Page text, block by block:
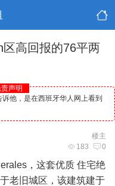
高回报的76平两
声明
他，是在西班牙华人网上看到
楼主
183 0
，这套优质 住宅绝
老旧城区，该建筑建于